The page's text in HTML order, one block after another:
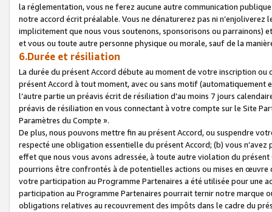
la réglementation, vous ne ferez aucune autre communication
notre accord écrit préalable. Vous ne dénaturerez pas ni
implicitement que nous vous soutenons, sponsorisons ou parrainons)
et vous ou toute autre personne physique ou morale, sauf de la
6.Durée et résiliation
La durée du présent Accord débute au moment de votre inscription
présent Accord à tout moment, avec ou sans motif (automatiquement
l’autre partie un préavis écrit de résiliation d’au moins 7 jours
préavis de résiliation en vous connectant à votre compte sur le Site
Paramètres du Compte ».
De plus, nous pouvons mettre fin au présent Accord, ou suspendre
respecté une obligation essentielle du présent Accord; (b) vous
effet que nous vous avons adressée, à toute autre violation du
pourrions être confrontés à de potentielles actions ou mises en
votre participation au Programme Partenaires a été utilisée pour une
participation au Programme Partenaires pourrait ternir notre marque
obligations relatives au recouvrement des impôts dans le cadre du